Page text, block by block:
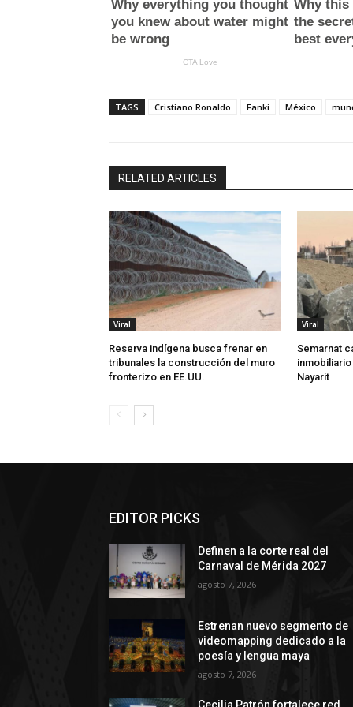
TAGS Cristiano Ronaldo Fanki México
RELATED ARTICLES
Viral
Reserva indígena busca frenar en
tribunales la construcción del muro
fronterizo en EE.UU.
Viral
Semarnat
inmobiliario
Nayarit
EDITOR PICKS
Definen a la corte real del
Carnaval de Mérida 2027
agosto 7, 2026
Estrenan nuevo segmento de
videomapping dedicado a la
poesía y lengua maya
agosto 7, 2026
Cecilia Patrón fortalece red